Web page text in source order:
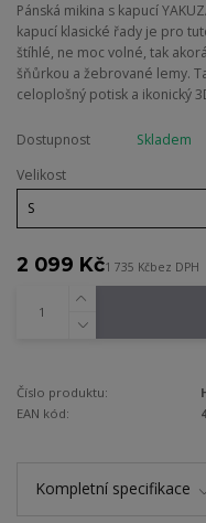
Pánská mikina s kapucí
kapucí klasické řady je pro
štíhlé, ne moc volné, tak
šňůrkou a žebrované lemy.
celoplošný potisk a ikonický
Dostupnost
Skladem
Velikost
2 099 Kč1 735 Kčbez DPH
Číslo produktu:
EAN kód:
Kompletní specifikace